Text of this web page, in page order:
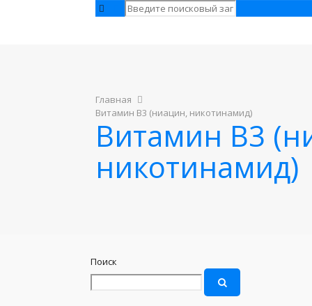
Главная
Витамин B3 (ниацин, никотинамид)
Витамин B3
никотинамид)
Поиск